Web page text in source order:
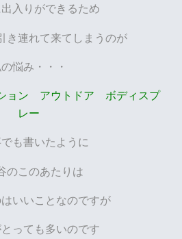
入りができるため
き連れて来てしまうのが
悩み・・・
ョン アウトドア ボディスプ
レー
も書いたように
のこのあたりは
いいことなのですが
っても多いのです